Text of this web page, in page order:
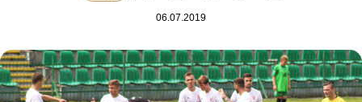
Akademia
06.07.2019